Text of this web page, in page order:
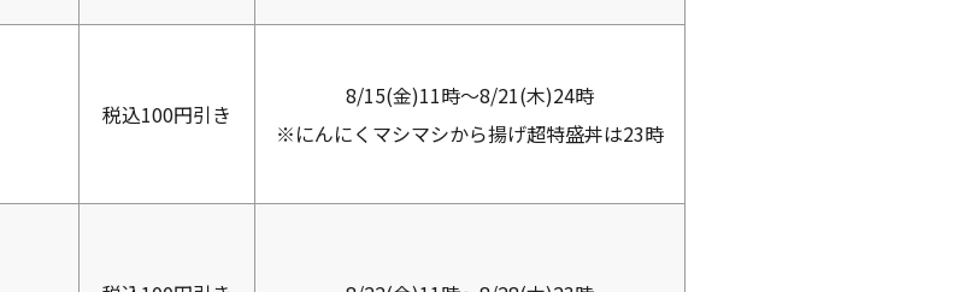
税込100円引き
8/15(金)11時～8/21(木)24時
※にんにくマシマシから揚げ超特盛丼は23時